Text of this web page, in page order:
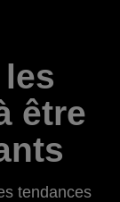
être
tendances